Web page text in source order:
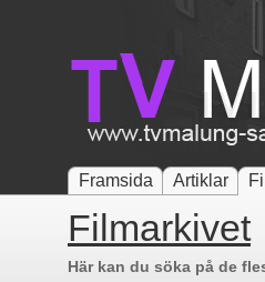
Framsida Artiklar
Filmarkivet
Här kan du söka på de